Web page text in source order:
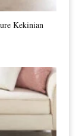
Kekinian